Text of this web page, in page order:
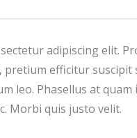
adipiscing elit.
pretium efficitur suscipit
leo. Phasellus at quam
Morbi quis justo velit.